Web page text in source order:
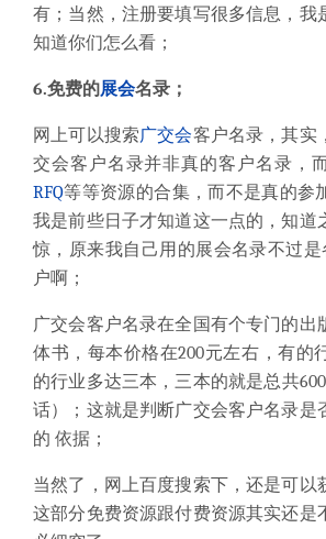
有；当然，注册要填写很多信息，我
知道你们怎么看；
6.免费的展会名录；
网上可以搜索广交会客户名录，其实
交会客户名录并非真的客户名录，
RFQ等等资源的合集，而不是真的参
我是前些日子才知道这一点的，知道
惊，原来我自己用的展会名录不过是
户啊；
广交会客户名录在全国有个专门的出
体书，每本价格在200元左右，有的
的行业多达三本，三本的就是总共
话）；这就是判断广交会客户名录是
的 依据；
当然了，网上百度搜索下，还是可以
这部分免费资源跟付费资源其实还是